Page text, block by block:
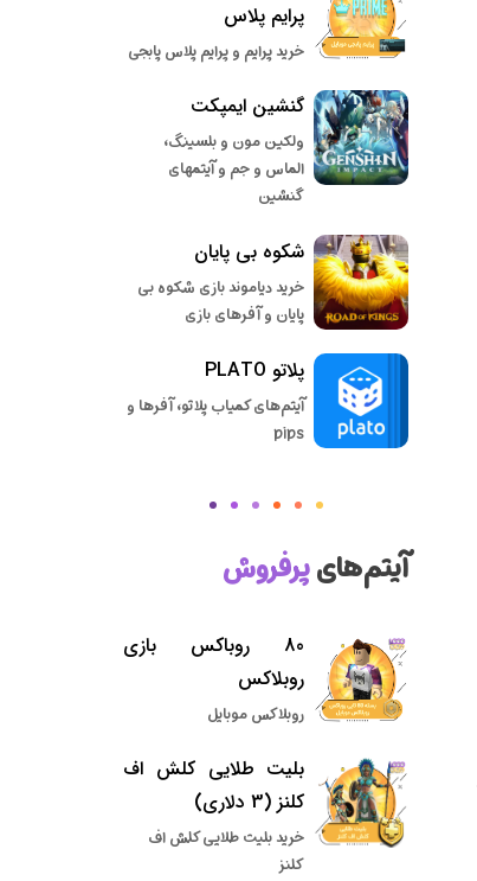
پرایم پلاس
خرید پرایم و پرایم پلاس پابجی
گنشین ایمپکت
ولکین مون و بلسینگ،
الماس و جم و آیتمهای
گنشین
شکوه بی پایان
خرید دیاموند بازی شکوه بی
پایان و آفرهای بازی
پلاتو PLATO
آیتم‌های کمیاب پلاتو، آفرها و
pips
آیتم‌هایپرفروش
80 روباکس بازی
روبلاکس
روبلاکس موبایل
بلیت طلایی کلش اف
کلنز (3 دلاری)
خرید بلیت طلایی کلش اف
کلنز